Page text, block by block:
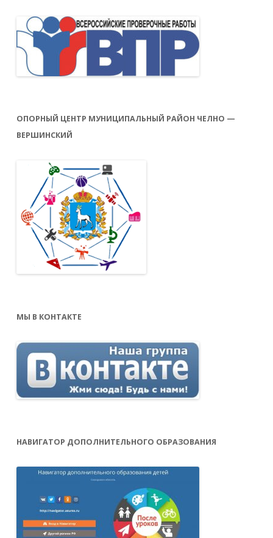
ОПОРНЫЙ ЦЕНТР МУНИЦИПАЛЬНЫЙ РАЙОН ЧЕЛНО —
ВЕРШИНСКИЙ
МЫ В КОНТАКТЕ
НАВИГАТОР ДОПОЛНИТЕЛЬНОГО ОБРАЗОВАНИЯ